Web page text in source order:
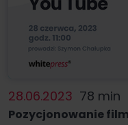
28.06.2023 78 min
Pozycjonowanie